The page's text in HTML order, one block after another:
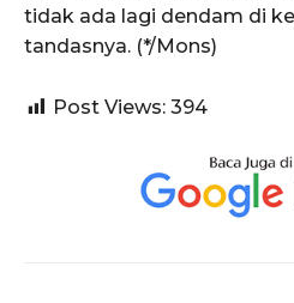
tidak ada lagi dendam di
tandasnya. (*/Mons)
Post Views: 394